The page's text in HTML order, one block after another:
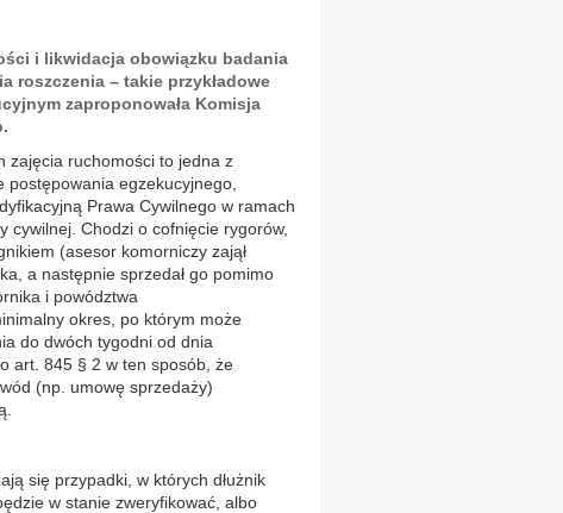
i likwidacja obowiązku badania
roszczenia – takie przykładowe
zaproponowała Komisja
zajęcia ruchomości to jedna z
egzekucyjnego,
Prawa Cywilnego w ramach
Chodzi o cofnięcie rygorów,
(asesor komorniczy zajął
a następnie sprzedał go pomimo
i powództwa
okres, po którym może
do dwóch tygodni od dnia
art. 845 § 2 w ten sposób, że
(np. umowę sprzedaży)
się przypadki, w których dłużnik
w stanie zweryfikować, albo